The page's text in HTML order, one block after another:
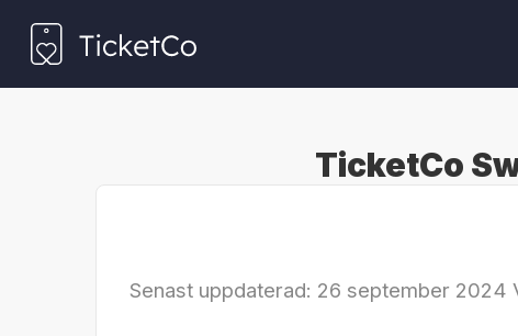
TicketCo
Senast uppdaterad: 26 september 2024